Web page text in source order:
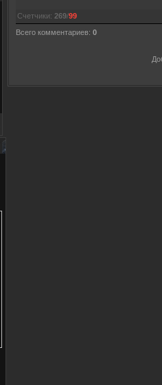
Счетчики: 269/99
Всего комментариев: 0